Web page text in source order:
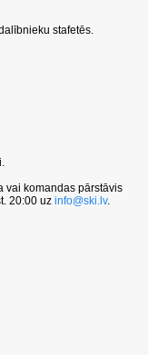
stafetēs.
vai komandas pārstāvis
20:00 uz info@ski.lv.